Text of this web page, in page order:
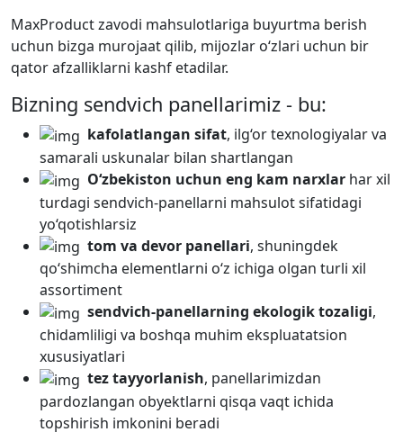
MaxProduct zavodi mahsulotlariga buyurtma berish
uchun bizga murojaat qilib, mijozlar o‘zlari uchun bir
qator afzalliklarni kashf etadilar.
Bizning sendvich panellarimiz - bu:
kafolatlangan sifat, ilg‘or texnologiyalar va
samarali uskunalar bilan shartlangan
O‘zbekiston uchun eng kam narxlar har xil
turdagi sendvich-panellarni mahsulot sifatidagi
yo‘qotishlarsiz
tom va devor panellari, shuningdek
qo‘shimcha elementlarni o‘z ichiga olgan turli xil
assortiment
sendvich-panellarning ekologik tozaligi,
chidamliligi va boshqa muhim ekspluatatsion
xususiyatlari
tez tayyorlanish, panellarimizdan
pardozlangan obyektlarni qisqa vaqt ichida
topshirish imkonini beradi